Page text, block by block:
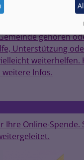
gehören
Unterstützung
weiterhelfen.
weitere Infos.
Ihre Online-Spende.